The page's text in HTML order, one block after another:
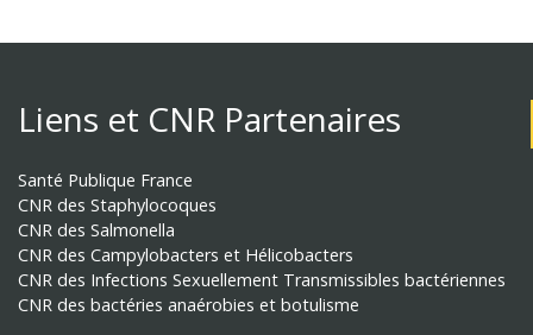
Liens et CNR Partenaires
Santé Publique France
CNR des Staphylocoques
CNR des Salmonella
CNR des Campylobacters et Hélicobacters
CNR des Infections Sexuellement Transmissibles bactériennes
CNR des bactéries anaérobies et botulisme